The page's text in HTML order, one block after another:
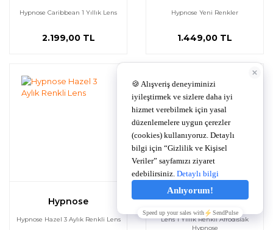
Hypnose Caribbean 1 Yıllık Lens
2.199,00 TL
Hypnose Yeni Renkler
1.449,00 TL
Hypnose
Hypnose Hazel 3 Aylık Renkli Lens
Hypnose
Lens 1 Yıllık Renkli Afrodisiak
Hypnose